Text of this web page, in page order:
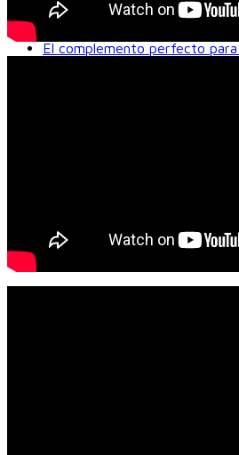
Cualquier foto que necesites,
El complemento perfecto